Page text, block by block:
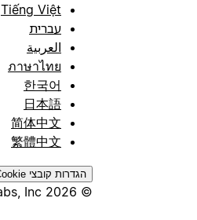
Tiếng Việt
עברית
العربية
ภาษาไทย
한국어
日本語
简体中文
繁體中文
הגדרות קובצי Cookie
© 2026 Notion Labs, Inc.